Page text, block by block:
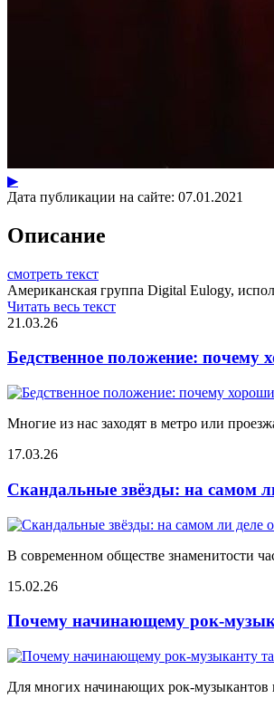
▶
Дата публикации на сайте: 07.01.2021
Описание
смотреть текст
Американская группа Digital Eulogy,
Читать весь текст
21.03.26
Бедственное положение: почему
Многие из нас заходят в метро или
17.03.26
Скандальные звёзды: на самом
В современном обществе знаменитости
15.02.26
Почему начинающему рок-
Для многих начинающих рок-музыкантов